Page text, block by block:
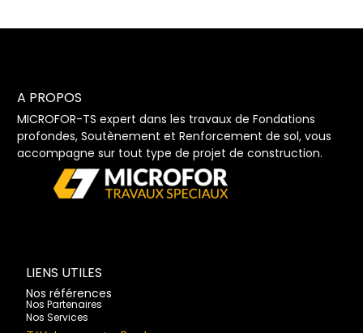
A PROPOS
MICROFOR-TS expert dans les travaux de Fondations
profondes, Soutènement et Renforcement de sol, vous
accompagne sur tout type de projet de construction.
LIENS UTILES
Nos références
Nos Partenaires
Nos Services